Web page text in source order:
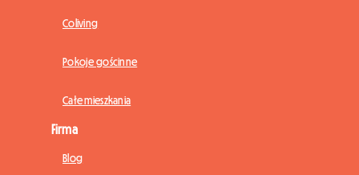
Coliving
Pokoje gościnne
Całe mieszkania
Firma
Blog